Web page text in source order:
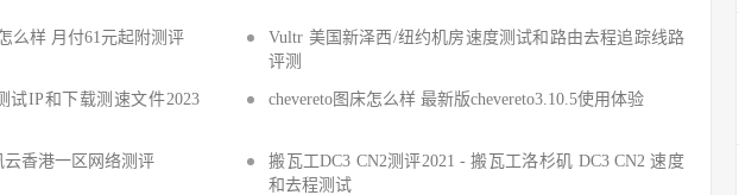
么样 月付61元起附测评
Vultr 美国新泽西/纽约机房速度测试和路由去程追踪线路
评测
试IP和下载测速文件2023
chevereto图床怎么样 最新版chevereto3.10.5使用体验
香港一区网络测评
搬瓦工DC3 CN2测评2021 - 搬瓦工洛杉矶 DC3 CN2 速度
和去程测试